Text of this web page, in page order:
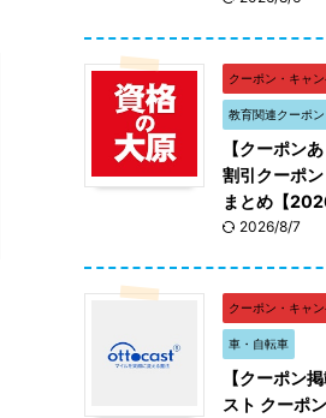
クーポン・キャ
教育関連クーポン
【クーポン
割引クーポ
まとめ【
2026/8/7
クーポン・キャ
車・自転車
【クーポン
スト クーポ